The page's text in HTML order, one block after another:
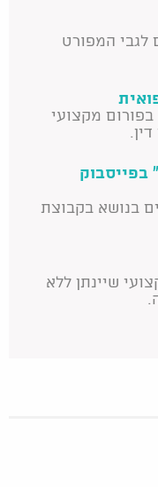
המפורט
מקצועי
בנושא בקבוצת
שיינתן ללא